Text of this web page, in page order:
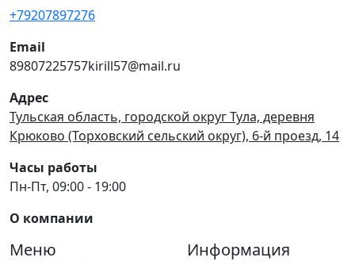
+79207897276
Email
89807225757kirill57@mail.ru
Адрес
Тульская область, городской округ Тула, деревня
Крюково (Торховский сельский округ), 6-й проезд, 14
Часы работы
Пн-Пт, 09:00 - 19:00
О компании
Меню Информация